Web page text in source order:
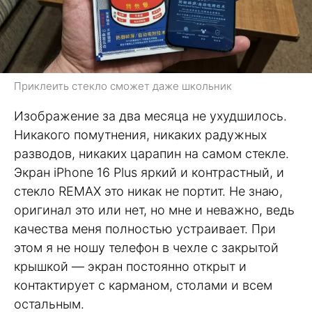
Приклеить стекло сможет даже школьник
Изображение за два месяца не ухудшилось.
Никакого помутнения, никаких радужных
разводов, никаких царапин на самом стекле.
Экран iPhone 16 Plus яркий и контрастный, и
стекло REMAX это никак не портит. Не знаю,
оригинал это или нет, но мне и неважно, ведь
качества меня полностью устраивает. При
этом я не ношу телефон в чехле с закрытой
крышкой — экран постоянно открыт и
контактирует с карманом, столами и всем
остальным.